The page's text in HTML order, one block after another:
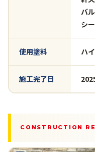
バ
シ
使用塗料 ハ
施工完了日
CONSTRUCTION